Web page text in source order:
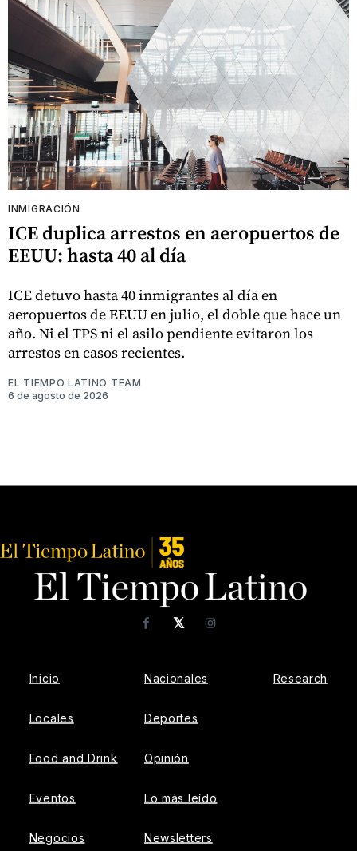
INMIGRACIÓN
ICE duplica arrestos en aeropuertos de
EEUU: hasta 40 al día
ICE detuvo hasta 40 inmigrantes al día en
aeropuertos de EEUU en julio, el doble que hace un
año. Ni el TPS ni el asilo pendiente evitaron los
arrestos en casos recientes.
EL TIEMPO LATINO TEAM
6 de agosto de 2026
𝕏
FacebookInstagram
Inicio
Locales
Food and Drink
Eventos
Negocios
Nacionales
Deportes
Opinión
Lo más leído
Newsletters
Research